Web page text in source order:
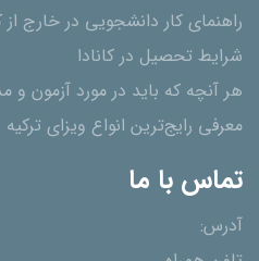
راهنمای کار دانشجویی در خارج از
شرایط تحصیل در کانادا
هر آنچه که باید در مورد آزمون و
معرفی رایج‌ترین انواع ویزای ترکیه
تماس با ما
آدرس: